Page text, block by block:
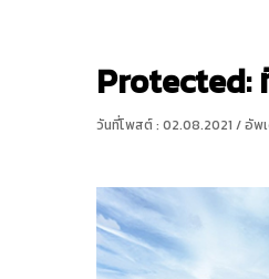
Protected:
วันที่โพสต์ : 02.08.2021 / อัพ